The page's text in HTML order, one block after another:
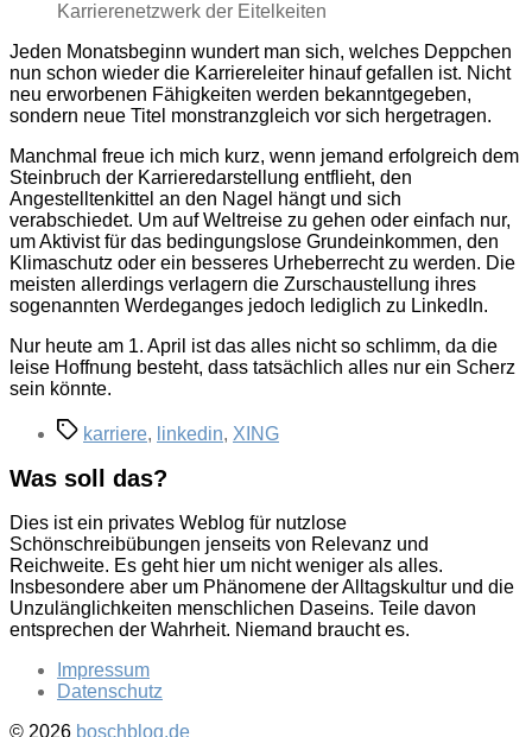
Karrierenetzwerk der Eitelkeiten
Jeden Monatsbeginn wundert man sich, welches Deppchen
nun schon wieder die Karriereleiter hinauf gefallen ist. Nicht
neu erworbenen Fähigkeiten werden bekanntgegeben,
sondern neue Titel monstranzgleich vor sich hergetragen.
Manchmal freue ich mich kurz, wenn jemand erfolgreich dem
Steinbruch der Karrieredarstellung entflieht, den
Angestelltenkittel an den Nagel hängt und sich
verabschiedet. Um auf Weltreise zu gehen oder einfach nur,
um Aktivist für das bedingungslose Grundeinkommen, den
Klimaschutz oder ein besseres Urheberrecht zu werden. Die
meisten allerdings verlagern die Zurschaustellung ihres
sogenannten Werdeganges jedoch lediglich zu LinkedIn.
Nur heute am 1. April ist das alles nicht so schlimm, da die
leise Hoffnung besteht, dass tatsächlich alles nur ein Scherz
sein könnte.
Schlagwörter
karriere, linkedin, XING
Was soll das?
Dies ist ein privates Weblog für nutzlose
Schönschreibübungen jenseits von Relevanz und
Reichweite. Es geht hier um nicht weniger als alles.
Insbesondere aber um Phänomene der Alltagskultur und die
Unzulänglichkeiten menschlichen Daseins. Teile davon
entsprechen der Wahrheit. Niemand braucht es.
Impressum
Datenschutz
© 2026 boschblog.de